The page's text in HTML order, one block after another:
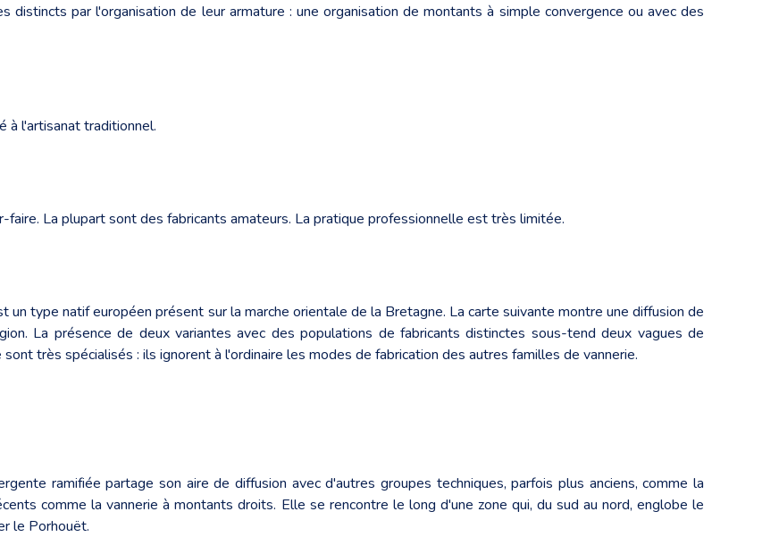
distincts par l'organisation de leur armature : une organisation de montants à simple convergence ou avec des
à l'artisanat traditionnel.
La plupart sont des fabricants amateurs. La pratique professionnelle est très limitée.
un type natif européen présent sur la marche orientale de la Bretagne. La carte suivante montre une diffusion de
La présence de deux variantes avec des populations de fabricants distinctes sous-tend deux vagues de
très spécialisés : ils ignorent à l'ordinaire les modes de fabrication des autres familles de vannerie.
ramifiée partage son aire de diffusion avec d'autres groupes techniques, parfois plus anciens, comme la
comme la vannerie à montants droits. Elle se rencontre le long d'une zone qui, du sud au nord, englobe le
le Porhouët.